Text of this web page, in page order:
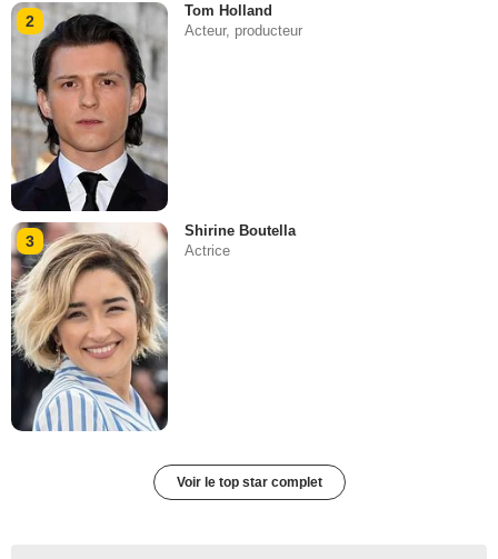
2
Tom Holland
Acteur, producteur
3
Shirine Boutella
Actrice
Voir le top star complet